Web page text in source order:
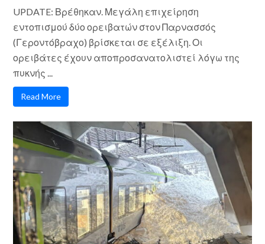
UPDATE: Βρέθηκαν. Μεγάλη επιχείρηση
εντοπισμού δύο ορειβατών στον Παρνασσός
(Γεροντόβραχο) βρίσκεται σε εξέλιξη. Οι
ορειβάτες έχουν αποπροσανατολιστεί λόγω της
πυκνής ...
Read More